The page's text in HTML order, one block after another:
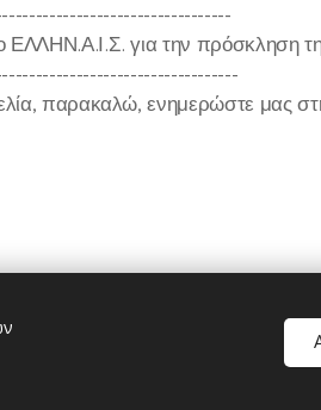
για την πρόσκληση
παρακαλώ, ενημερώστε μας